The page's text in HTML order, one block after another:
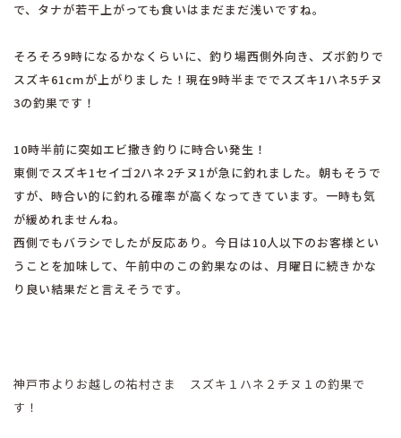
で、タナが若干上がっても食いはまだまだ浅いですね。
そろそろ9時になるかなくらいに、釣り場西側外向き、ズボ釣りで
スズキ61cmが上がりました！現在9時半まででスズキ1ハネ5チヌ
3の釣果です！
10時半前に突如エビ撒き釣りに時合い発生！
東側でスズキ1セイゴ2ハネ2チヌ1が急に釣れました。朝もそうで
すが、時合い的に釣れる確率が高くなってきています。一時も気
が緩めれませんね。
西側でもバラシでしたが反応あり。今日は10人以下のお客様とい
うことを加味して、午前中のこの釣果なのは、月曜日に続きかな
り良い結果だと言えそうです。
神戸市よりお越しの祐村さま スズキ１ハネ２チヌ１の釣果で
す！